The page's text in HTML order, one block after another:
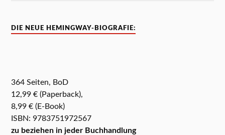
DIE NEUE HEMINGWAY-BIOGRAFIE:
364 Seiten, BoD
12,99 € (Paperback),
8,99 € (E-Book)
ISBN: 9783751972567
zu beziehen in jeder Buchhandlung